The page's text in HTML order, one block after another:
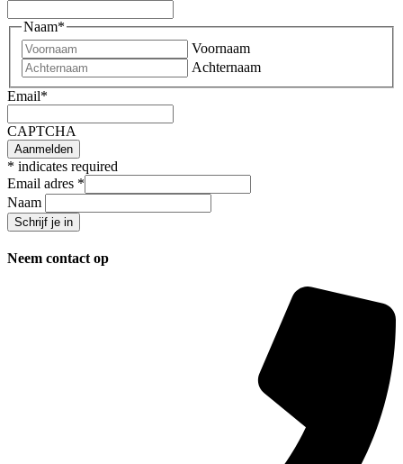
Naam*
Voornaam
Achternaam
Email*
CAPTCHA
* indicates required
Email adres *
Naam
Neem contact op